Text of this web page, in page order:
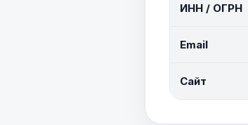
ИНН / ОГРН
Email
Сайт